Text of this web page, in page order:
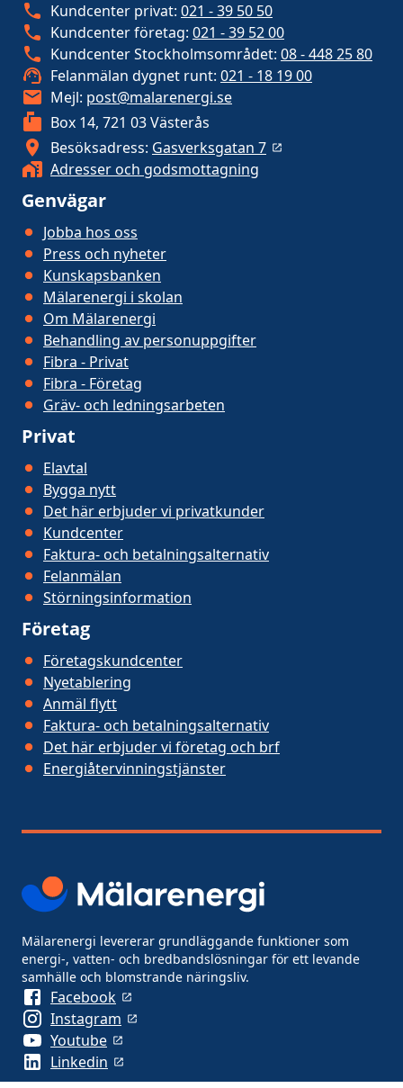
Kundcenter privat: 021 - 39 50 50
Kundcenter företag: 021 - 39 52 00
Kundcenter Stockholmsområdet: 08 - 448 25 80
Felanmälan dygnet runt: 021 - 18 19 00
Mejl: post@malarenergi.se
Box 14, 721 03 Västerås
Besöksadress: Gasverksgatan 7
Adresser och godsmottagning
Genvägar
Jobba hos oss
Press och nyheter
Kunskapsbanken
Mälarenergi i skolan
Om Mälarenergi
Behandling av personuppgifter
Fibra - Privat
Fibra - Företag
Gräv- och ledningsarbeten
Privat
Elavtal
Bygga nytt
Det här erbjuder vi privatkunder
Kundcenter
Faktura- och betalningsalternativ
Felanmälan
Störningsinformation
Företag
Företagskundcenter
Nyetablering
Anmäl flytt
Faktura- och betalningsalternativ
Det här erbjuder vi företag och brf
Energiåtervinningstjänster
Mälarenergi levererar grundläggande funktioner som
energi-, vatten- och bredbandslösningar för ett levande
samhälle och blomstrande näringsliv.
Facebook
Instagram
Youtube
Linkedin